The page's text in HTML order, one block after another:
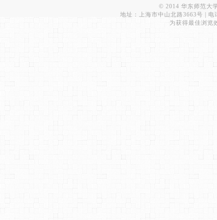
© 2014 华东师范大
地址：上海市中山北路3663号 | 电
为获得最佳浏览